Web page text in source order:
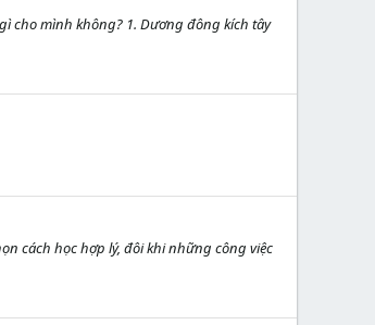
cho mình không? 1. Dương đông kích tây
cách học hợp lý, đôi khi những công việc